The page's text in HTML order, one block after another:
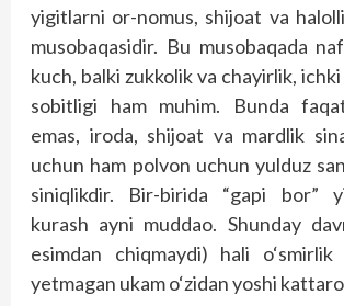
yigitlarni or-nomus, shijoat va
musobaqasidir. Bu musobaqada
kuch, balki zukkolik va chayirlik,
sobitligi ham muhim. Bunda
emas, iroda, shijoat va mardlik
uchun ham polvon uchun yulduz
siniqlikdir. Bir-birida “gapi bor”
kurash ayni muddao. Shunday
esimdan chiqmaydi) hali
yetmagan ukam o‘zidan yoshi